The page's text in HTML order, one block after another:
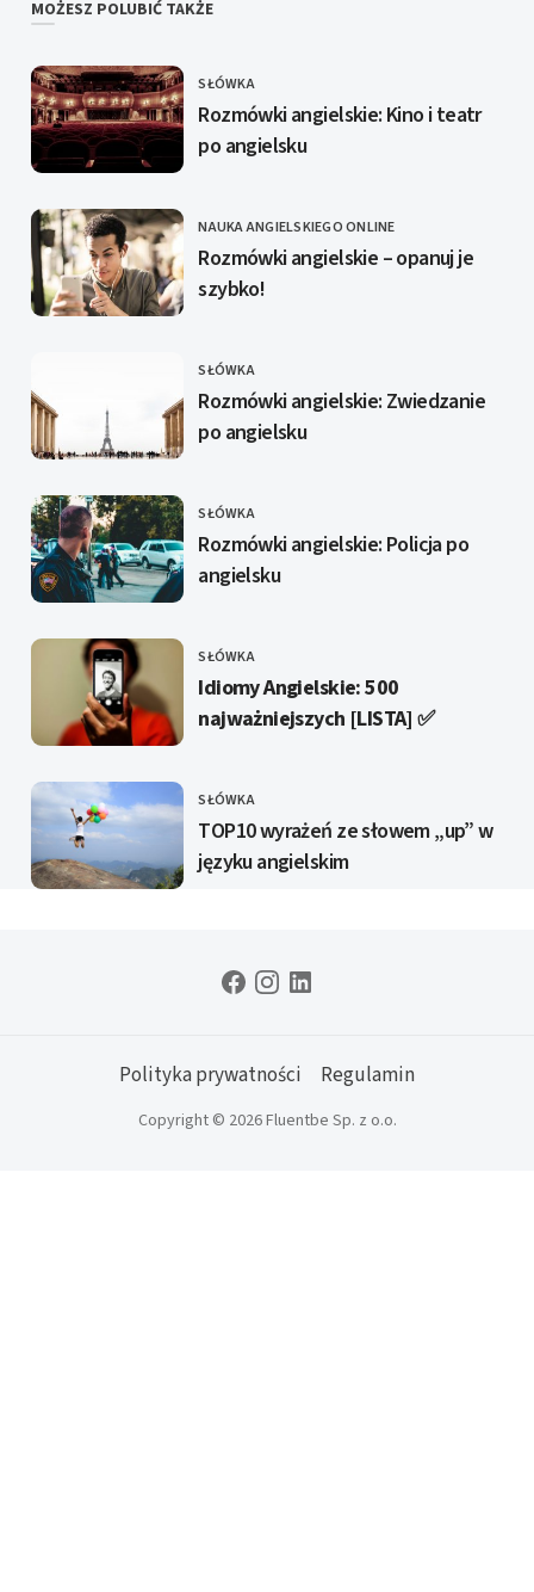
MOŻESZ POLUBIĆ TAKŻE
KATEGORIE
SŁÓWKA
Rozmówki angielskie: Kino i teatr
po angielsku
KATEGORIE
NAUKA ANGIELSKIEGO ONLINE
Rozmówki angielskie – opanuj je
szybko!
KATEGORIE
SŁÓWKA
Rozmówki angielskie: Zwiedzanie
po angielsku
KATEGORIE
SŁÓWKA
Rozmówki angielskie: Policja po
angielsku
KATEGORIE
SŁÓWKA
Idiomy Angielskie: 500
najważniejszych [LISTA] ✅️
KATEGORIE
SŁÓWKA
TOP10 wyrażeń ze słowem „up” w
języku angielskim
Polityka prywatności Regulamin
Copyright © 2026 Fluentbe Sp. z o.o.